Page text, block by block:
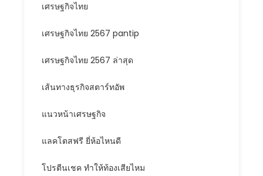
เศรษฐกิจไทย
เศรษฐกิจไทย 2567 pantip
เศรษฐกิจไทย 2567 ล่าสุด
เส้นทางธุรกิจสตาร์ทอัพ
แนวหน้าเศรษฐกิจ
แลคโตสฟรี ยี่ห้อไหนดี
โปรตีนเชค ทำให้ท้องเสียไหม